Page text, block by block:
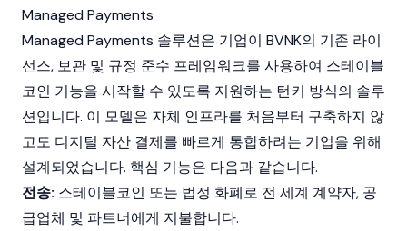
Managed Payments
Managed Payments 솔루션은 기업이 BVNK의 기존 라이
선스, 보관 및 규정 준수 프레임워크를 사용하여 스테이블
코인 기능을 시작할 수 있도록 지원하는 턴키 방식의 솔루
션입니다. 이 모델은 자체 인프라를 처음부터 구축하지 않
고도 디지털 자산 결제를 빠르게 통합하려는 기업을 위해
설계되었습니다. 핵심 기능은 다음과 같습니다.
전송: 스테이블코인 또는 법정 화폐로 전 세계 계약자, 공
급업체 및 파트너에게 지불합니다.